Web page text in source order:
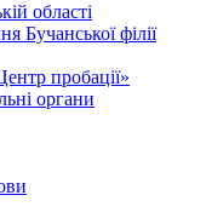
області
Бучанської філії
пробації»
органи